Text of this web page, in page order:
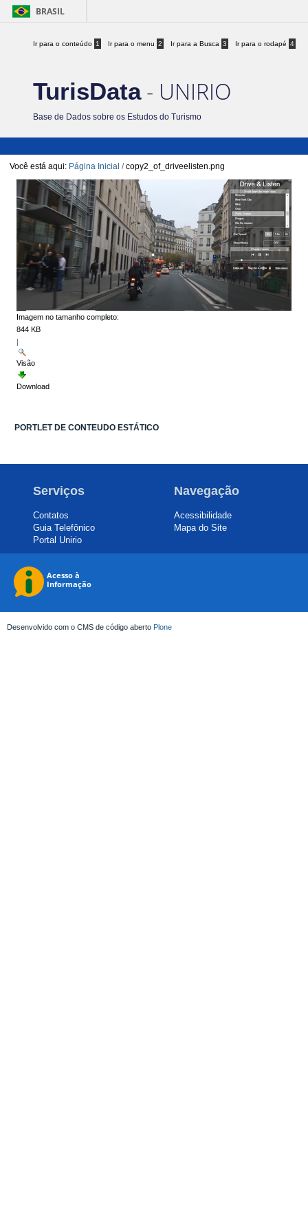
BRASIL
Ir para o conteúdo 1 Ir para o menu 2 Ir para a Busca 3 Ir para o rodapé 4
TurisData- UNIRIO
Base de Dados sobre os Estudos do Turismo
Você está aqui: Página Inicial /copy2_of_driveelisten.png
Imagem no tamanho completo:
844 KB
|
Visão
Download
PORTLET DE CONTEUDO ESTÁTICO
Serviços
Contatos
Guia Telefônico
Portal Unirio
Navegação
Acessibilidade
Mapa do Site
Desenvolvido com o CMS de código aberto Plone